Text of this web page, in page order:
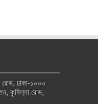
ঢাকা-১০০০
কুমিল্লা রোড,